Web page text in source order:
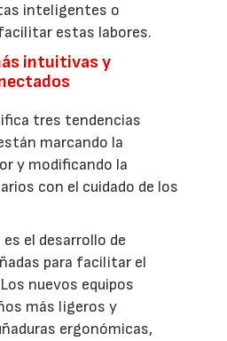
inteligentes o
estas labores.
intuitivas y
tres tendencias
marcando la
y modificando la
con el cuidado de los
el desarrollo de
para facilitar el
nuevos equipos
más ligeros y
ergonómicas,